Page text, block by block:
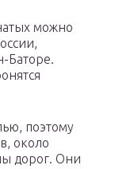
можно
Баторе.
поэтому
около
дорог. Они